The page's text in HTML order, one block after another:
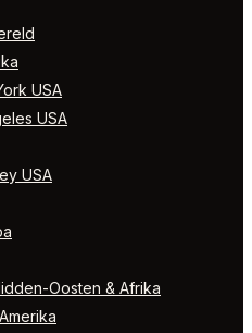
USA
USA
USA
Oosten & Afrika